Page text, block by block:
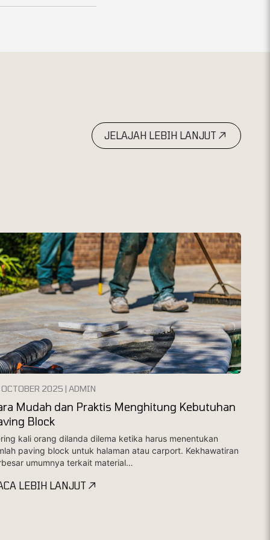
JELAJAH LEBIH LANJUT
2025 | ADMIN
Mudah dan Praktis Menghitung Kebutuhan
Block
kali orang dilanda dilema ketika harus menentukan
paving block untuk halaman atau carport. Kekhawatiran
umumnya terkait material…
LEBIH LANJUT